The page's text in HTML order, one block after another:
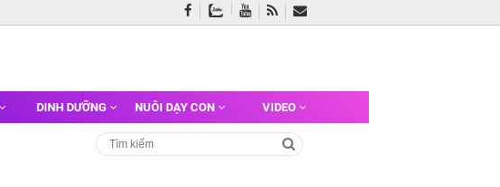
DINH DƯỠNG NUÔI DẠY CON VIDEO